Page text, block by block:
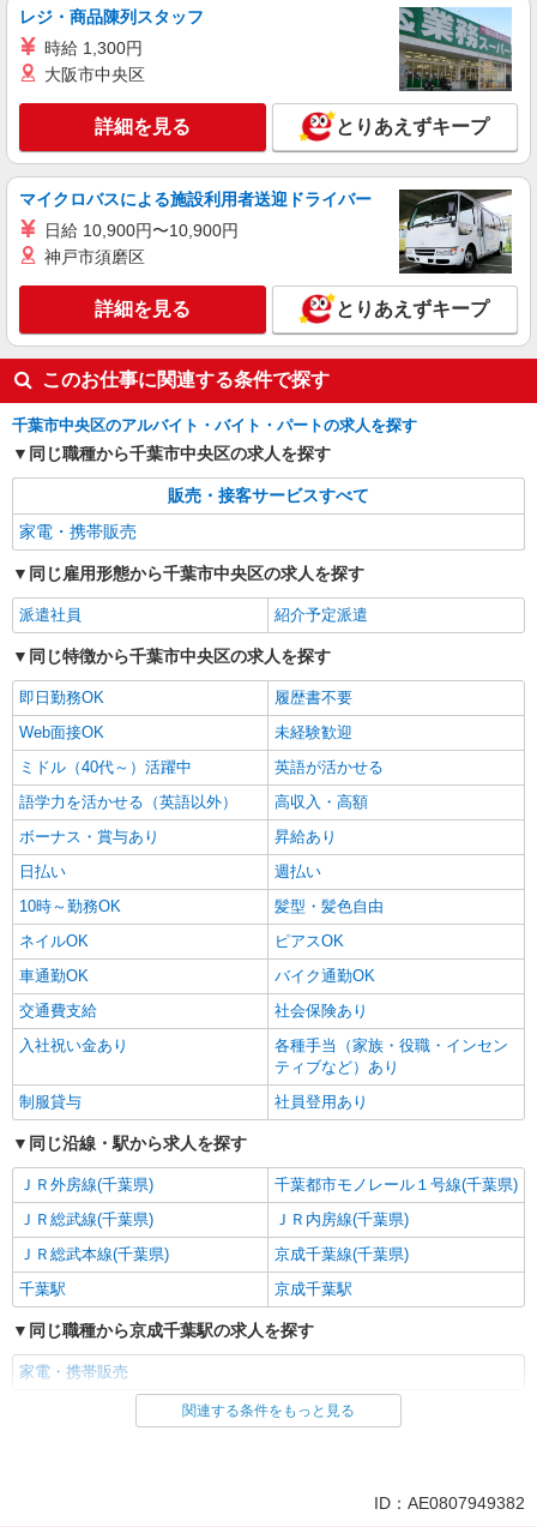
県、埼玉県、神奈川県、栃木県、群馬県）及び山
梨県内での転居を伴う転勤があります。
レジ・商品陳列スタッフ
時給 1,300円
大阪市中央区
詳細を見る とりあえずキープ
マイクロバスによる施設利用者送迎ドライバー
日給 10,900円〜10,900円
神戸市須磨区
詳細を見る とりあえずキープ
このお仕事に関連する条件で探す
千葉市中央区のアルバイト・バイト・パートの求人を探す
同じ職種から千葉市中央区の求人を探す
販売・接客サービスすべて
家電・携帯販売
同じ雇用形態から千葉市中央区の求人を探す
派遣社員 紹介予定派遣
同じ特徴から千葉市中央区の求人を探す
即日勤務OK
履歴書不要
Web面接OK
未経験歓迎
ミドル（40代～）活躍中
英語が活かせる
語学力を活かせる（英語以外）
高収入・高額
ボーナス・賞与あり
昇給あり
日払い
週払い
10時～勤務OK
髪型・髪色自由
ネイルOK
ピアスOK
車通勤OK
バイク通勤OK
交通費支給
社会保険あり
入社祝い金あり
各種手当（家族・役職・インセン
ティブなど）あり
制服貸与
社員登用あり
同じ沿線・駅から求人を探す
ＪＲ外房線(千葉県)
千葉都市モノレール１号線(千葉県)
ＪＲ総武線(千葉県)
ＪＲ内房線(千葉県)
ＪＲ総武本線(千葉県)
京成千葉線(千葉県)
千葉駅
京成千葉駅
同じ職種から京成千葉駅の求人を探す
家電・携帯販売
同じ雇用形態から京成千葉駅の求人を探す
関連する条件をもっと見る
ID：AE0807949382